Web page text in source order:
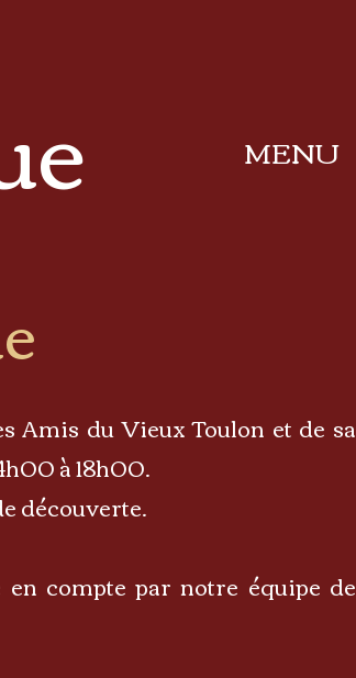
MENU
Amis du Vieux Toulon et de sa
à 18h00.
découverte.
compte par notre équipe de